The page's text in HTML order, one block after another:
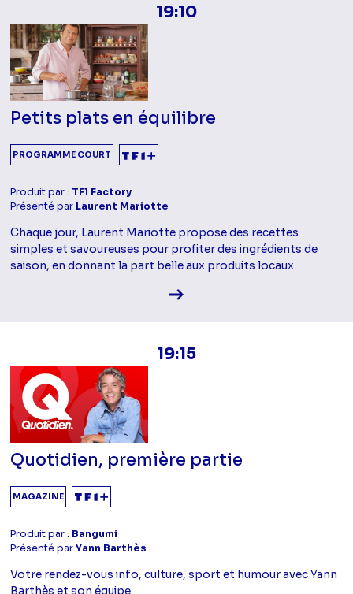
19:10
Petits plats en équilibre
PROGRAMME COURT
Produit par : TF1 Factory
Présenté par Laurent Mariotte
Chaque jour, Laurent Mariotte propose des recettes
simples et savoureuses pour profiter des ingrédients de
saison, en donnant la part belle aux produits locaux.
Voir la fiche diffusion
19:15
Quotidien, première partie
MAGAZINE
Produit par : Bangumi
Présenté parYann Barthès
Votre rendez-vous info, culture, sport et humour avec Yann
Barthès et son équipe.